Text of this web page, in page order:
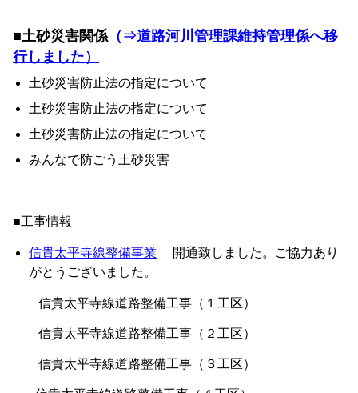
■土砂災害関係（⇒道路河川管理課維持管理係へ移
行しました）
土砂災害防止法の指定について
土砂災害防止法の指定について
土砂災害防止法の指定について
みんなで防ごう土砂災害
■工事情報
信貴太平寺線整備事業 開通致しました。ご協力あり
がとうございました。
信貴太平寺線道路整備工事（１工区）
信貴太平寺線道路整備工事（２工区）
信貴太平寺線道路整備工事（３工区）